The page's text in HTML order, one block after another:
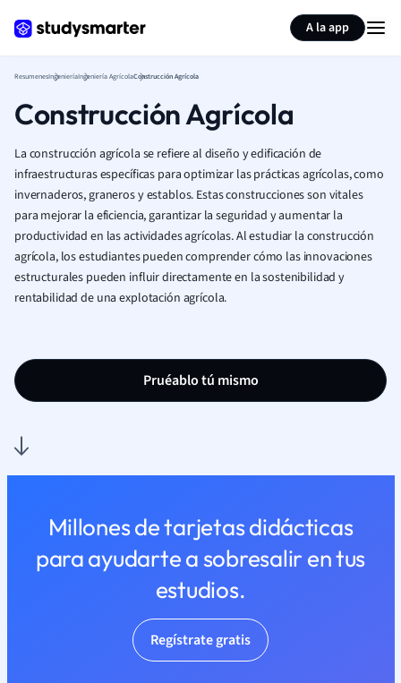
A la app
ResumenesIngenieríaIngeniería AgrícolaConstrucción Agrícola
Construcción Agrícola
La construcción agrícola se refiere al diseño y edificación de
infraestructuras específicas para optimizar las prácticas agrícolas, como
invernaderos, graneros y establos. Estas construcciones son vitales
para mejorar la eficiencia, garantizar la seguridad y aumentar la
productividad en las actividades agrícolas. Al estudiar la construcción
agrícola, los estudiantes pueden comprender cómo las innovaciones
estructurales pueden influir directamente en la sostenibilidad y
rentabilidad de una explotación agrícola.
Pruéablo tú mismo
Millones de tarjetas didácticas
para ayudarte a sobresalir en tus
estudios.
Regístrate gratis
Resumir página